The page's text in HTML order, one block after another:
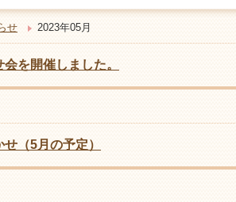
せ 2023年05月
を開催しました。
（5月の予定）